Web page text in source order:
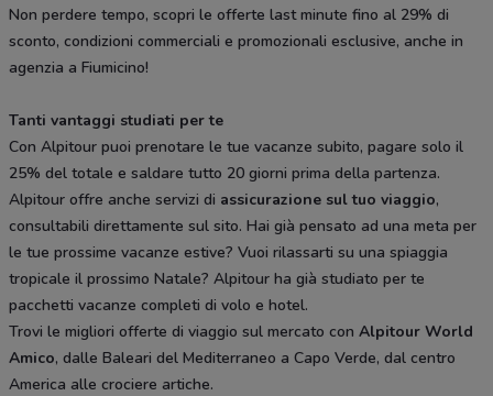
Non perdere tempo, scopri le offerte last minute fino al 29% di
sconto, condizioni commerciali e promozionali esclusive, anche in
agenzia a Fiumicino!
Tanti vantaggi studiati per te
Con Alpitour puoi prenotare le tue vacanze subito, pagare solo il
25% del totale e saldare tutto 20 giorni prima della partenza.
Alpitour offre anche servizi di assicurazione sul tuo viaggio,
consultabili direttamente sul sito. Hai già pensato ad una meta per
le tue prossime vacanze estive? Vuoi rilassarti su una spiaggia
tropicale il prossimo Natale? Alpitour ha già studiato per te
pacchetti vacanze completi di volo e hotel.
Trovi le migliori offerte di viaggio sul mercato con Alpitour World
Amico, dalle Baleari del Mediterraneo a Capo Verde, dal centro
America alle crociere artiche.